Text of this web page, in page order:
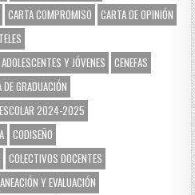
CARTA COMPROMISO
CARTA DE OPINIÓN
Y JÓVENES
CENEFAS
DE GRADUACIÓN
2024-2025
CODISEÑO
COLECTIVOS DOCENTES
Y EVALUACIÓN